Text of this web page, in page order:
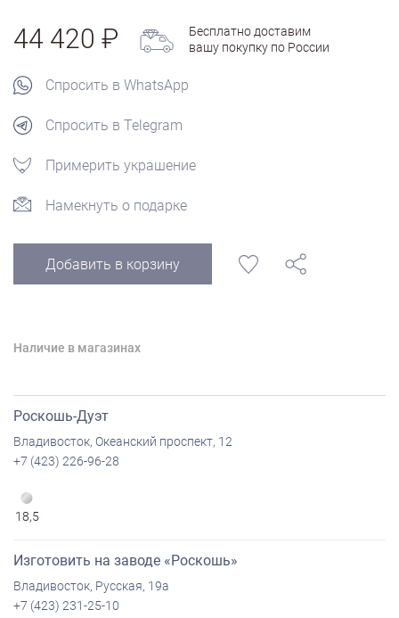
44 420
Бесплатно доставим
вашу покупку по России
Спросить в WhatsApp
Спросить в Telegram
Примерить украшение
Намекнуть о подарке
Добавить в корзину
Наличие в магазинах
Роскошь-Дуэт
Владивосток, Океанский проспект, 12
+7 (423) 226-96-28
18,5
Изготовить на заводе «Роскошь»
Владивосток, Русская, 19а
+7 (423) 231-25-10